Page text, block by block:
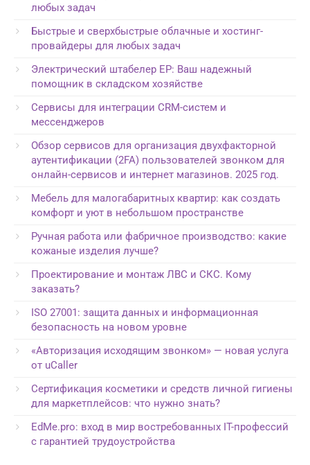
любых задач
Быстрые и сверхбыстрые облачные и хостинг-
провайдеры для любых задач
Электрический штабелер EP: Ваш надежный
помощник в складском хозяйстве
Сервисы для интеграции CRM-систем и
мессенджеров
Обзор сервисов для организация двухфакторной
аутентификации (2FA) пользователей звонком для
онлайн-сервисов и интернет магазинов. 2025 год.
Мебель для малогабаритных квартир: как создать
комфорт и уют в небольшом пространстве
Ручная работа или фабричное производство: какие
кожаные изделия лучше?
Проектирование и монтаж ЛВС и СКС. Кому
заказать?
ISO 27001: защита данных и информационная
безопасность на новом уровне
«Авторизация исходящим звонком» — новая услуга
от uCaller
Сертификация косметики и средств личной гигиены
для маркетплейсов: что нужно знать?
EdMe.pro: вход в мир востребованных IT-профессий
с гарантией трудоустройства